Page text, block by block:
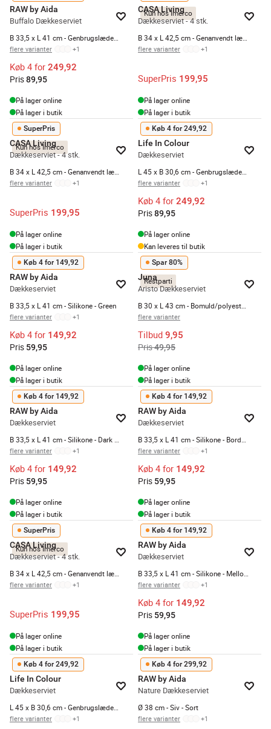
RAW by Aida
Buffalo Dækkeserviet
flere varianter +1
Køb 4 for 249,92
Pris89,95
På lager online
På lager i butik
Kun hos Imerco
CASA Living
Dækkeserviet - 4 stk.
flere varianter +1
SuperPris 199,95
På lager online
På lager i butik
Kun hos Imerco
SuperPris
CASA Living
Dækkeserviet - 4 stk.
flere varianter +1
SuperPris 199,95
På lager online
På lager i butik
Køb 4 for 249,92
Life In Colour
Dækkeserviet
flere varianter +1
Køb 4 for 249,92
Pris89,95
På lager online
Kan leveres til butik
Køb 4 for 149,92
RAW by Aida
Dækkeserviet
B 33,5 x L 41 cm - Silikone - Green
flere varianter +1
Køb 4 for 149,92
Pris 59,95
På lager online
På lager i butik
Restparti
Spar 80%
Juna
Aristo Dækkeserviet
flere varianter
Tilbud 9,95
Pris49,95
På lager online
På lager i butik
Køb 4 for 149,92
RAW by Aida
Dækkeserviet
flere varianter +1
Køb 4 for 149,92
Pris 59,95
På lager online
På lager i butik
Køb 4 for 149,92
RAW by Aida
Dækkeserviet
flere varianter +1
Køb 4 for 149,92
Pris 59,95
På lager online
På lager i butik
Kun hos Imerco
SuperPris
CASA Living
Dækkeserviet - 4 stk.
flere varianter +1
SuperPris 199,95
På lager online
På lager i butik
Køb 4 for 149,92
RAW by Aida
Dækkeserviet
flere varianter +1
Køb 4 for 149,92
Pris 59,95
På lager online
På lager i butik
Køb 4 for 249,92
Life In Colour
Dækkeserviet
flere varianter +1
Køb 4 for 299,92
RAW by Aida
Nature Dækkeserviet
Ø 38 cm - Siv - Sort
flere varianter +1